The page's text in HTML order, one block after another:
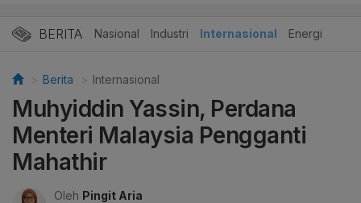
BERITA Nasional Industri Internasional Energi
Berita Internasional
Muhyiddin Yassin, Perdana
Menteri Malaysia Pengganti
Mahathir
Oleh Pingit Aria